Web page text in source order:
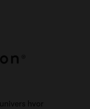
hvor